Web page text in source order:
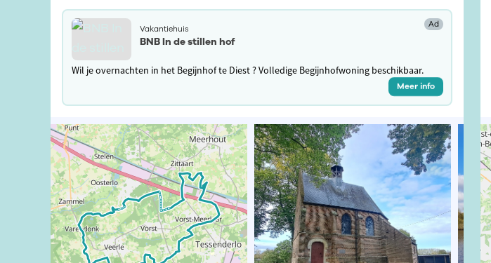
Vakantiehuis Ad
BNB In de stillen hof
Wil je overnachten in het Begijnhof te Diest ? Volledige Begijnhofwoning beschikbaar.
Meer info